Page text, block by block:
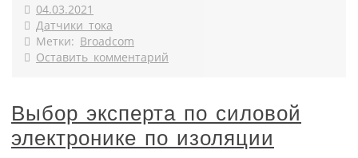
04.03.2021
Датчики тока
Метки: Broadcom
Оставить комментарий
Выбор эксперта по силовой
электронике по изоляции